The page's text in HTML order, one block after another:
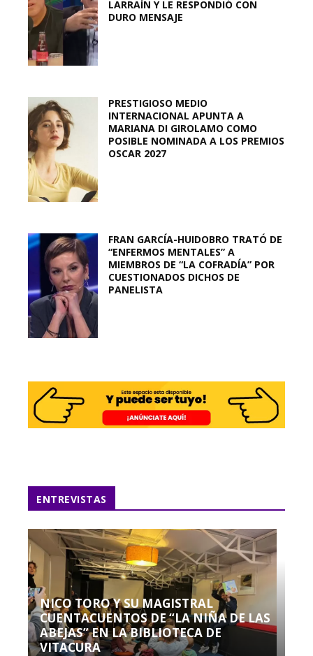
LARRAÍN Y LE RESPONDIÓ CON
DURO MENSAJE
PRESTIGIOSO MEDIO
INTERNACIONAL APUNTA A
MARIANA DI GIROLAMO COMO
POSIBLE NOMINADA A LOS PREMIOS
OSCAR 2027
FRAN GARCÍA-HUIDOBRO TRATÓ DE
“ENFERMOS MENTALES” A
MIEMBROS DE “LA COFRADÍA” POR
CUESTIONADOS DICHOS DE
PANELISTA
ENTREVISTAS
NICO TORO Y SU MAGISTRAL
CUENTACUENTOS DE “LA NIÑA DE LAS
ABEJAS” EN LA BIBLIOTECA DE
VITACURA